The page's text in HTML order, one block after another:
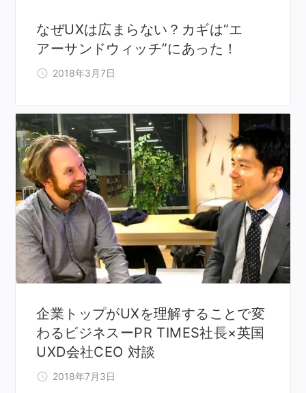
なぜUXは広まらない？カギは“エ
アーサンドウィッチ”にあった！
2018年3月7日
企業トップがUXを理解することで変
わるビジネスーPR TIMES社長×英国
UXD会社CEO 対談
2018年7月3日